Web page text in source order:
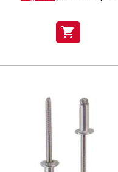
shopping_cart